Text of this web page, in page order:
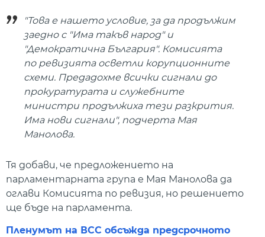
"Това е нашето условие, за да продължим
заедно с "Има такъв народ" и
"Демократична България". Комисията
по ревизията осветли корупционните
схеми. Предадохме всички сигнали до
прокуратурата и служебните
министри продължиха тези разкрития.
Има нови сигнали", подчерта Мая
Манолова.
Тя добави, че предложението на
парламентарната група е Мая Манолова да
оглави Комисията по ревизия, но решението
ще бъде на парламента.
Пленумът на ВСС обсъжда предсрочното